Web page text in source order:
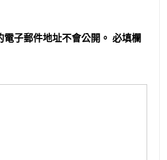
子郵件地址不會公開。 必填欄